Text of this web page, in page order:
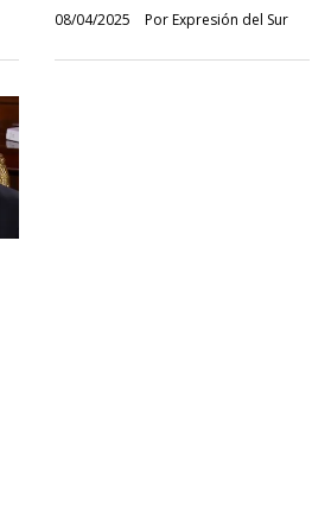
Por Expresión del Sur
08/04/2025